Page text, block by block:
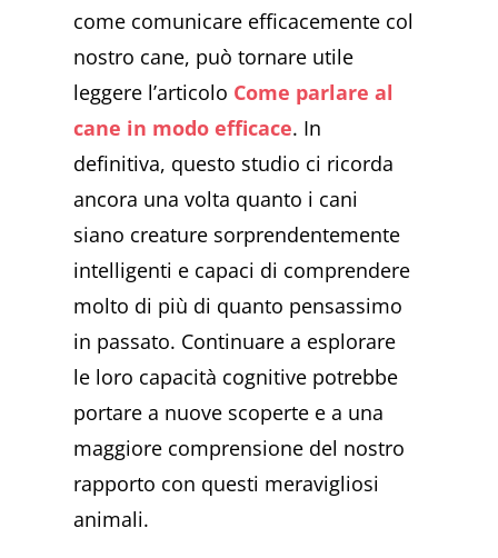
come comunicare efficacemente col
nostro cane, può tornare utile
leggere l’articolo Come parlare al
cane in modo efficace. In
definitiva, questo studio ci ricorda
ancora una volta quanto i cani
siano creature sorprendentemente
intelligenti e capaci di comprendere
molto di più di quanto pensassimo
in passato. Continuare a esplorare
le loro capacità cognitive potrebbe
portare a nuove scoperte e a una
maggiore comprensione del nostro
rapporto con questi meravigliosi
animali.